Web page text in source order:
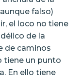
falso)
el loco no tiene
de la
de caminos
tiene un punto
En ello tiene